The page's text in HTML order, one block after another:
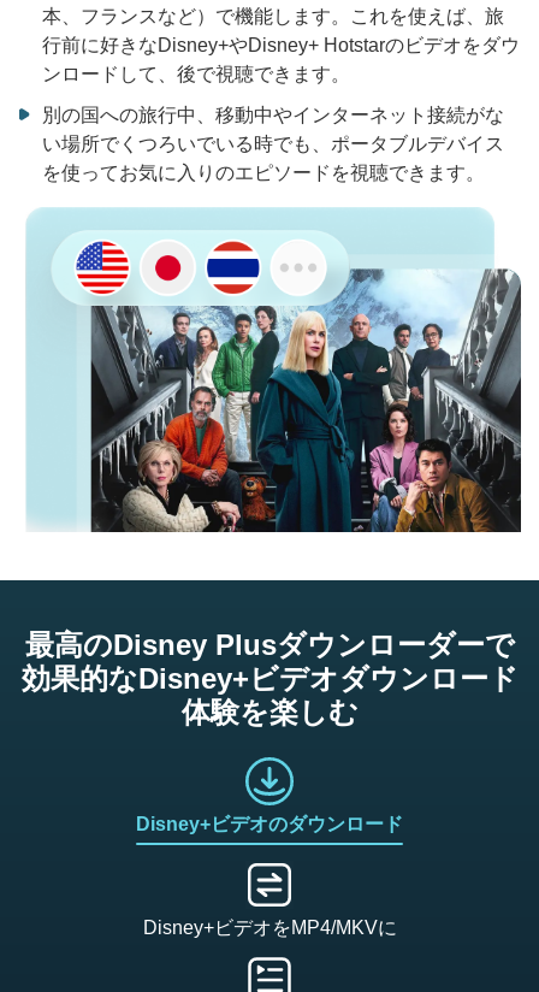
本、フランスなど）で機能します。これを使えば、旅
行前に好きなDisney+やDisney+ Hotstarのビデオをダウ
ンロードして、後で視聴できます。
別の国への旅行中、移動中やインターネット接続がな
い場所でくつろいでいる時でも、ポータブルデバイス
を使ってお気に入りのエピソードを視聴できます。
最高のDisney Plusダウンローダーで
効果的なDisney+ビデオダウンロード
体験を楽しむ
Disney+ビデオのダウンロード
Disney+ビデオをMP4/MKVに